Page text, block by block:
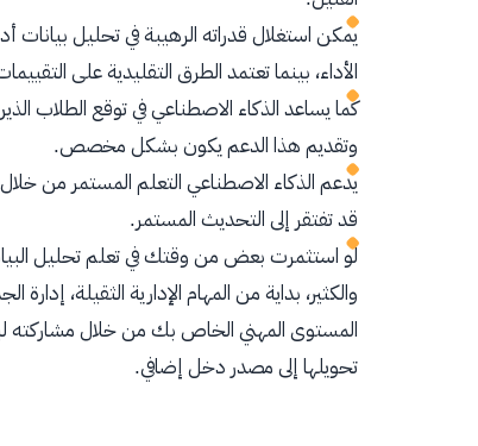
يمكن استغلال قدراته الرهيبة في تحليل
الأداء، بينما تعتمد الطرق التقليدية على
كما يساعد الذكاء الاصطناعي في توقع الطلاب
وتقديم هذا الدعم يكون بشكل مخصص.
يدعم الذكاء الاصطناعي التعلم المستمر من
قد تفتقر إلى التحديث المستمر.
لو استثمرت بعض من وقتك في تعلم تحليل
والكثير، بداية من المهام الإدارية الثقيلة،
المستوى المهني الخاص بك من خلال مشاركته
تحويلها إلى مصدر دخل إضافي.